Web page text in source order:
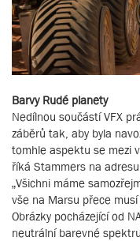
Barvy Rudé planety
Nedílnou součástí VFX
záběrů tak, aby byla
tomhle aspektu se mezi
říká Stammers na
„Všichni máme
vše na Marsu přece
Obrázky pocházející od
neutrální barevné